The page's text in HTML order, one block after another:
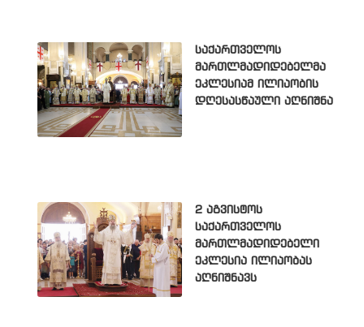
საქართველოს
მართლმადიდებელმა
ეკლესიამ ილიაობის
დღესასწაული აღნიშნა
2 აგვისტოს
საქართველოს
მართლმადიდებელი
ეკლესია ილიაობას
აღნიშნავს